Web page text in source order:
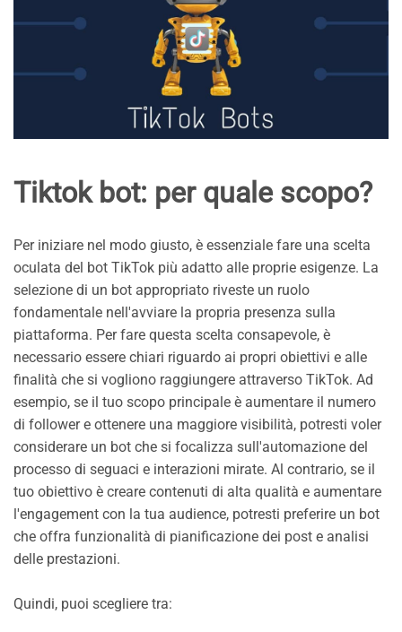
Tiktok bot: per quale scopo?
Per iniziare nel modo giusto, è essenziale fare una scelta
oculata del bot TikTok più adatto alle proprie esigenze. La
selezione di un bot appropriato riveste un ruolo
fondamentale nell'avviare la propria presenza sulla
piattaforma. Per fare questa scelta consapevole, è
necessario essere chiari riguardo ai propri obiettivi e alle
finalità che si vogliono raggiungere attraverso TikTok. Ad
esempio, se il tuo scopo principale è aumentare il numero
di follower e ottenere una maggiore visibilità, potresti voler
considerare un bot che si focalizza sull'automazione del
processo di seguaci e interazioni mirate. Al contrario, se il
tuo obiettivo è creare contenuti di alta qualità e aumentare
l'engagement con la tua audience, potresti preferire un bot
che offra funzionalità di pianificazione dei post e analisi
delle prestazioni.
Quindi, puoi scegliere tra: